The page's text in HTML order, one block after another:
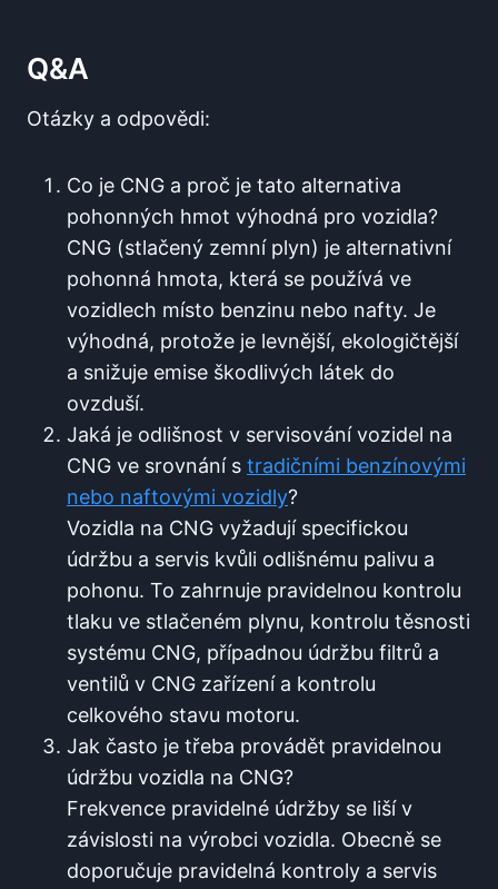
Q&A
Otázky a odpovědi:
Co je CNG a proč je tato alternativa
pohonných hmot výhodná pro vozidla?
CNG (stlačený zemní plyn) je alternativní
pohonná hmota, která se používá ve
vozidlech místo benzinu nebo nafty. Je
výhodná, protože je levnější, ekologičtější
a snižuje emise škodlivých látek do
ovzduší.
Jaká je odlišnost v servisování vozidel na
CNG ve srovnání s tradičními benzínovými
nebo naftovými vozidly?
Vozidla na CNG vyžadují specifickou
údržbu a servis kvůli odlišnému palivu a
pohonu. To zahrnuje pravidelnou kontrolu
tlaku ve stlačeném plynu, kontrolu těsnosti
systému CNG, případnou údržbu filtrů a
ventilů v CNG zařízení a kontrolu
celkového stavu motoru.
Jak často je třeba provádět pravidelnou
údržbu vozidla na CNG?
Frekvence pravidelné údržby se liší v
závislosti na výrobci vozidla. Obecně se
doporučuje pravidelná kontroly a servis